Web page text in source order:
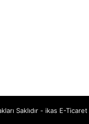
Saklıdır - ikas E-Ticaret